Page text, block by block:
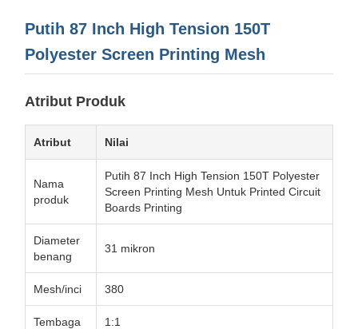
Putih 87 Inch High Tension 150T
Polyester Screen Printing Mesh
Atribut Produk
Atribut Nilai
Nama
produk
Putih 87 Inch High Tension 150T Polyester
Screen Printing Mesh Untuk Printed Circuit
Boards Printing
Diameter
benang
31 mikron
Mesh/inci 380
Tembaga 1:1